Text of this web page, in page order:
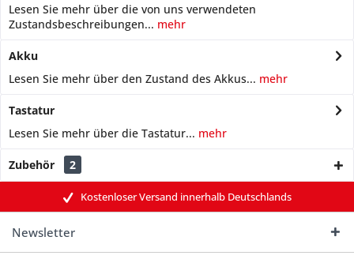
Lesen Sie mehr über die von uns verwendeten
Zustandsbeschreibungen... mehr
Akku
Lesen Sie mehr über den Zustand des Akkus... mehr
Tastatur
Lesen Sie mehr über die Tastatur... mehr
Zubehör 2
Kostenloser Versand innerhalb Deutschlands
Newsletter